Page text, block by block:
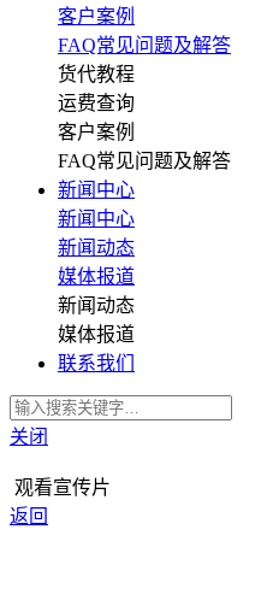
客户案例
FAQ常见问题及解答
货代教程
运费查询
客户案例
FAQ常见问题及解答
新闻中心
新闻中心
新闻动态
媒体报道
新闻动态
媒体报道
联系我们
关闭
观看宣传片
返回